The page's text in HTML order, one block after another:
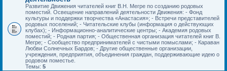
Развитие Движения читателей книг В.Н. Мегре по созданию родовых
поместий. Освещение направлений деятельности Движения: - Фонд
культуры и поддержки творчества «Анастасия»; - Встречи представителей
родовых поселений; - Читательские клубы (информация о действующих
клубах); - Информационно-аналитические центры; - Академия родовых
поместий; - Родная партия; - Общественная организация читателей книг В.
Мегре; - Сообщество предпринимателей с чистыми помыслами; - Караван
Любви Солнечных Бардов; - Другие общественные организации,
учреждения, предприятия, объединения граждан, поддерживающие идею о
родовом поместье.
Темы: 5